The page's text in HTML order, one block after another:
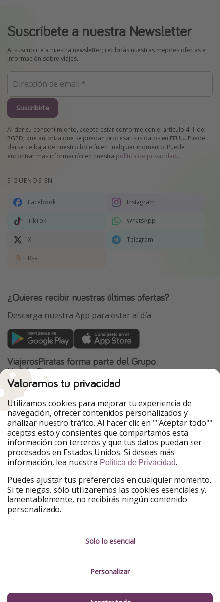
Suscríbete a nuestra Newsletter
Al suscribirte a nuestra newsletter, recibirás nuestras mejores ofertas e
información sobre viajes.
Suscribirte
Al dar su consentimiento, acepta estar conforme con el artículo 4. 1.del
RGPD, que autoriza que se puedan procesar sus datos en EEUU. Puede
darse de baja de nuestro boletín en cualquier momento. Puede
encontrar más información en nuestra política de privacidad.
SÍGUENOS EN
Facebook Instagram
TikTok WhatsApp
X Telegram
Rss
¿Quieres recibir nuestras últimas ofertas?
Descarga nuestra App para estar al día
ViajerosPiratas forma parte del Grupo
HolidayPirates
Nuestros mercados
PiratinViaggio
HolidayPirates
VakantiePiraten
WakacyjniPiraci
VoyagesPirates
Ferienpiraten
Urlaubspiraten
Urlaubspiraten
TravelPirates
Nuestro grupo
HolidayPirates Group
Conócenos mejor
Sobre ViajerosPiratas
Sostenibilidad
Información legal
Gestionar servicios
Valoramos tu privacidad
Utilizamos cookies para mejorar tu experiencia de
navegación, ofrecer contenidos personalizados y
analizar nuestro tráfico. Al hacer clic en ""Aceptar todo""
aceptas esto y consientes que compartamos esta
información con terceros y que tus datos puedan ser
procesados en Estados Unidos. Si deseas más
información, lea nuestra Política de Privacidad.
Puedes ajustar tus preferencias en cualquier momento.
Si te niegas, sólo utilizaremos las cookies esenciales y,
lamentablemente, no recibirás ningún contenido
personalizado.
Solo lo esencial
Personalizar